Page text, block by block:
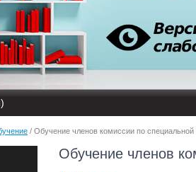
/ Обучение членов комиссии по специальной
Обучение членов